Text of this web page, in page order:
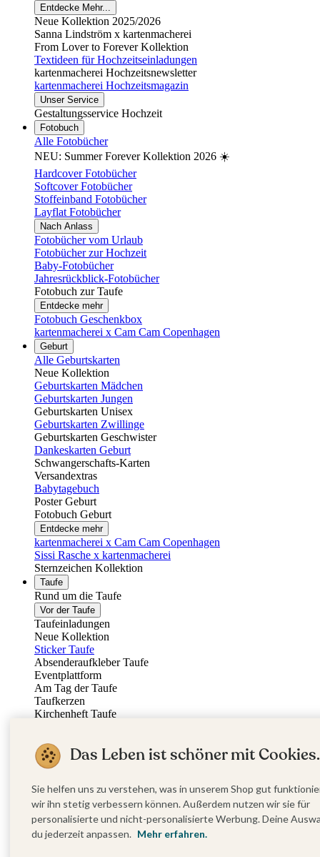
Entdecke Mehr...
Neue Kollektion 2025/2026
Sanna Lindström x kartenmacherei
From Lover to Forever Kollektion
Textideen für Hochzeitseinladungen
kartenmacherei Hochzeitsnewsletter
kartenmacherei Hochzeitsmagazin
Unser Service
Gestaltungsservice Hochzeit
Fotobuch
Alle Fotobücher
NEU: Summer Forever Kollektion 2026 ☀️
Hardcover Fotobücher
Softcover Fotobücher
Stoffeinband Fotobücher
Layflat Fotobücher
Nach Anlass
Fotobücher vom Urlaub
Fotobücher zur Hochzeit
Baby-Fotobücher
Jahresrückblick-Fotobücher
Fotobuch zur Taufe
Entdecke mehr
Fotobuch Geschenkbox
kartenmacherei x Cam Cam Copenhagen
Geburt
Alle Geburtskarten
Neue Kollektion
Geburtskarten Mädchen
Geburtskarten Jungen
Geburtskarten Unisex
Geburtskarten Zwillinge
Geburtskarten Geschwister
Dankeskarten Geburt
Schwangerschafts-Karten
Versandextras
Babytagebuch
Poster Geburt
Fotobuch Geburt
Entdecke mehr
kartenmacherei x Cam Cam Copenhagen
Sissi Rasche x kartenmacherei
Sternzeichen Kollektion
Taufe
Rund um die Taufe
Vor der Taufe
Taufeinladungen
Neue Kollektion
Sticker Taufe
Absenderaufkleber Taufe
Eventplattform
Am Tag der Taufe
Taufkerzen
Kirchenheft Taufe
Willkommensschilder Taufe
Gästebuch Taufe
Nach der Taufe
Dankeskarten Taufe
Fotobuch Taufe
Geburtstag
Das Leben ist schöner mit Cookies.
Sie helfen uns zu verstehen, was in unserem Shop gut
wir ihn stetig verbessern können. Außerdem nutzen wir sie für
personalisierte und nicht-personalisierte Werbung. Deine
du jederzeit anpassen. Mehr erfahren.